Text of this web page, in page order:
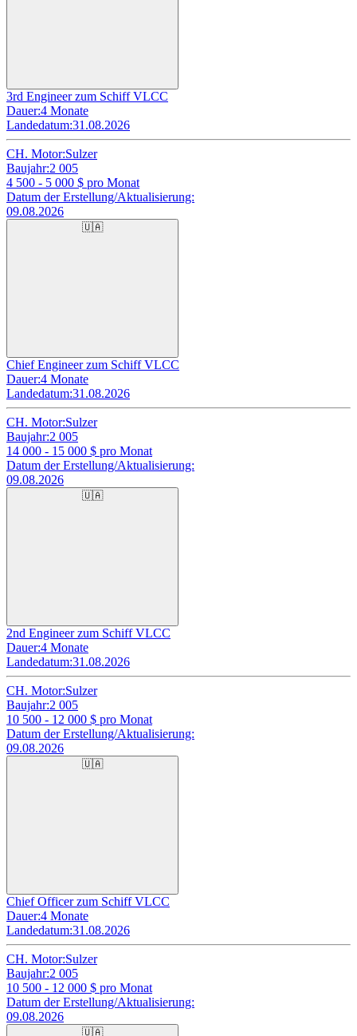
3rd Engineer zum Schiff VLCC
Dauer:4 Monate
Landedatum:31.08.2026
CH. Motor:Sulzer
Baujahr:2 005
4 500 - 5 000 $ pro Monat
Datum der Erstellung/Aktualisierung:
09.08.2026
🇺🇦
Chief Engineer zum Schiff VLCC
Dauer:4 Monate
Landedatum:31.08.2026
CH. Motor:Sulzer
Baujahr:2 005
14 000 - 15 000 $ pro Monat
Datum der Erstellung/Aktualisierung:
09.08.2026
🇺🇦
2nd Engineer zum Schiff VLCC
Dauer:4 Monate
Landedatum:31.08.2026
CH. Motor:Sulzer
Baujahr:2 005
10 500 - 12 000 $ pro Monat
Datum der Erstellung/Aktualisierung:
09.08.2026
🇺🇦
Chief Officer zum Schiff VLCC
Dauer:4 Monate
Landedatum:31.08.2026
CH. Motor:Sulzer
Baujahr:2 005
10 500 - 12 000 $ pro Monat
Datum der Erstellung/Aktualisierung:
09.08.2026
🇺🇦